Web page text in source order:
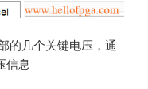
的几个关键电压，通
信息